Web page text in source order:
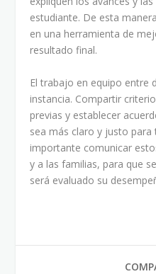
estudiante. De esta
en una herramienta de
resultado final.
El trabajo en equipo entre
instancia. Compartir
previas y establecer
sea más claro y justo
importante comunicar
y a las familias, para que
será evaluado su